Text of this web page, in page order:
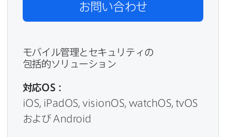
お問い​合わせ
モバイル管理と​セキュリティの​
包括的ソリューション
対応OS：
iOS, iPadOS visionOS, watchOS, tvOS
およびAndroid